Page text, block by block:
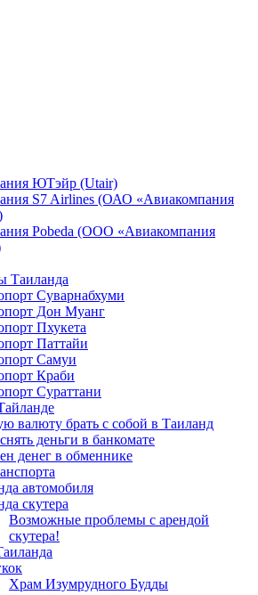
ЮТэйр (Utair)
S7 Airlines (ОАО «Авиакомпания
Pobeda (ООО «Авиакомпания
Таиланда
Суварнабхуми
Дон Муанг
Пхукета
Паттайи
Самуи
Краби
Сураттани
валюту брать с собой в Таиланд
деньги в банкомате
денег в обменнике
автомобиля
скутера
Возможные проблемы с арендой
скутера!
Храм Изумрудного Будды